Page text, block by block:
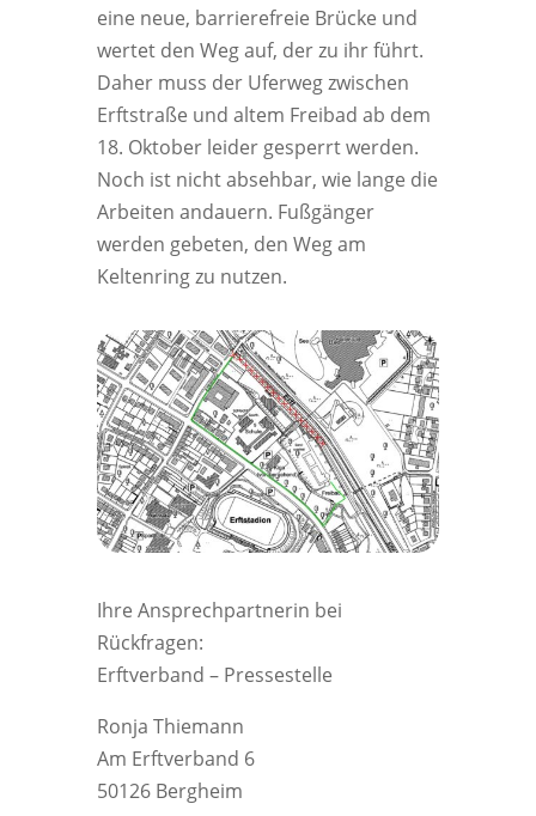
eine neue, barrierefreie Brücke und
wertet den Weg auf, der zu ihr führt.
Daher muss der Uferweg zwischen
Erftstraße und altem Freibad ab dem
18. Oktober leider gesperrt werden.
Noch ist nicht absehbar, wie lange die
Arbeiten andauern. Fußgänger
werden gebeten, den Weg am
Keltenring zu nutzen.
Ihre Ansprechpartnerin bei
Rückfragen:
Erftverband – Pressestelle
Ronja Thiemann
Am Erftverband 6
50126 Bergheim